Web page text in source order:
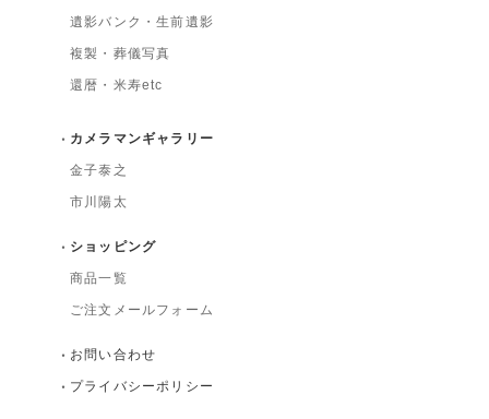
遺影バンク・生前遺影
複製・葬儀写真
還暦・米寿etc
カメラマンギャラリー
金子泰之
市川陽太
ショッピング
商品一覧
ご注文メールフォーム
お問い合わせ
プライバシーポリシー